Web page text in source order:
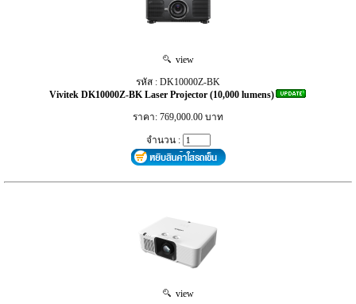
view
รหัส : DK10000Z-BK
Vivitek DK10000Z-BK Laser Projector (10,000 lumens)
ราคา: 769,000.00 บาท
จำนวน :
view